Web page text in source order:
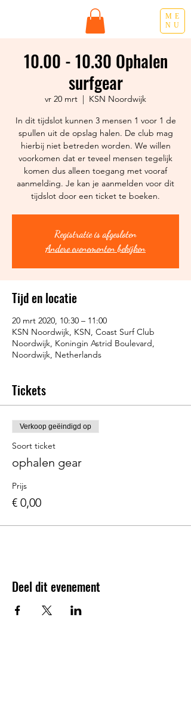
ME
NU
10.00 - 10.30 Ophalen
surfgear
vr 20 mrt
  |
KSN Noordwijk
In dit tijdslot kunnen 3 mensen 1 voor 1 de
spullen uit de opslag halen. De club mag
hierbij niet betreden worden. We willen
voorkomen dat er teveel mensen tegelijk
komen dus alleen toegang met vooraf
aanmelding. Je kan je aanmelden voor dit
Registratie is afgesloten
Andere evenementen bekijken
Tijd en locatie
20 mrt 2020, 10:30 – 11:00
KSN Noordwijk, KSN, Coast Surf Club
Noordwijk, Koningin Astrid Boulevard,
Noordwijk, Netherlands
Tickets
Verkoop geëindigd op
Soort ticket
ophalen gear
Prijs
€ 0,00
Deel dit evenement